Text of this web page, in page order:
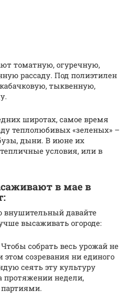
томатную, огуречную,
рассаду. Под полиэтилен
тыквенную,
широтах, самое время
теплолюбивых «зеленых» –
дыни. В июне их
условия, или в
в мае в
внушительный давайте
высаживать огороде:
Чтобы собрать весь урожай не
этом созревания ни единого
сеять эту культуру
протяжении недели,